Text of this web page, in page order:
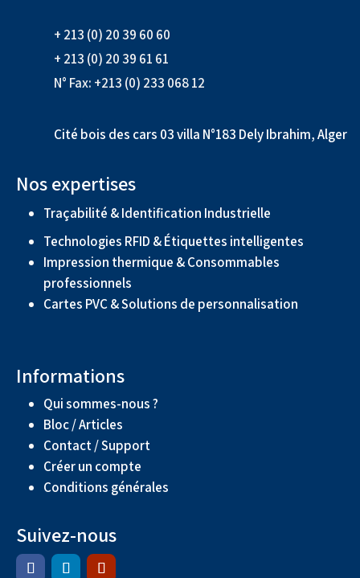
+ 213 (0) 20 39 60 60
+ 213 (0) 20 39 61 61
N° Fax: +213 (0) 233 068 12
Cité bois des cars 03 villa N°183 Dely Ibrahim, Alger
Nos expertises
Traçabilité & Identification Industrielle
Technologies RFID & Étiquettes intelligentes
Impression thermique & Consommables
professionnels
Cartes PVC & Solutions de personnalisation
Informations
Qui sommes-nous ?
Bloc / Articles
Contact / Support
Créer un compte
Conditions générales
Suivez-nous